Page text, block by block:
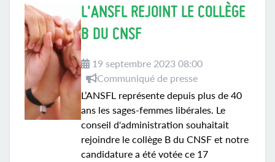
L'ANSFL REJOINT LE COLLÈGE
B DU CNSF
19 septembre 2023 08:00
Communiqué de presse
L’ANSFL représente depuis plus de 40
ans les sages-femmes libérales. Le
conseil d'administration souhaitait
rejoindre le collège B du CNSF et notre
candidature a été votée ce 17